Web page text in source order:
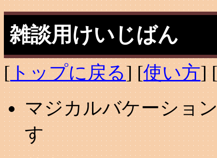
雑談用けいじばん
[ トップに戻る] [使い方]
マジカルバケーショ
す